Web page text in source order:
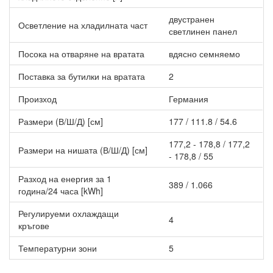
въздух, без лоши миризми.
Поставка за до 20 кокоши но и за 24 пъдпъдъчи яйца.
Осветление на хладилната част
двустранен
светлинен панел
Посока на отваряне на вратата
вдясно семняемо
Поставка за бутилки на вратата
2
Произход
Германия
Размери (В/Ш/Д) [см]
177 / 111.8 / 54.6
Размери на нишата (В/Ш/Д) [см]
177,2 - 178,8 / 177,2
- 178,8 / 55
Разход на енергия за 1
година/24 часа [kWh]
389 / 1.066
Регулируеми охлаждащи
кръгове
4
Температурни зони 5